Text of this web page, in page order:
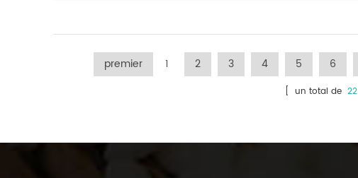
premier 1 2 3 4 5 6
[ un total de22